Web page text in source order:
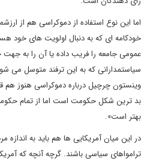
اما این نوع استفاده از دموکراسی هم از
خودکامه ای که به دنبال اولویت های خود
عمومی جامعه را فریب داده یا آن را به
سیاستمدارانی که به این ترفند متوسل می
وینستون چرچیل درباره دموکراسی هنوز هم
بد ترین شکل حکومت است اما از تمام
بهتر است».
در این میان آمریکایی ها هم باید به اندازه
ترامواهای سیاسی باشند. گرچه آنچه که